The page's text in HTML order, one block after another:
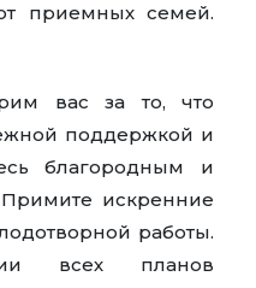
приемных семей.
вас за то, что
поддержкой и
благородным и
искренние
работы.
всех планов